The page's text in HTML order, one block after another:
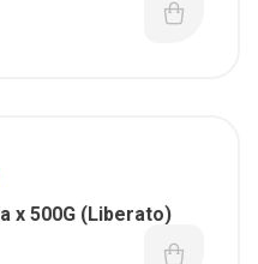
x 500G (Liberato)